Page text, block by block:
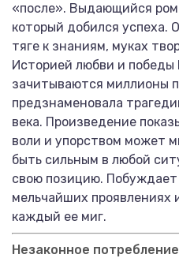
«после». Выдающийся
который добился успеха.
тяге к знаниям, муках
Историей любви и
зачитываются миллионы
предзнаменовала
века. Произведение
воли и упорством может
быть сильным в любой
свою позицию.
мельчайших проявлениях
каждый ее миг.
Незаконное